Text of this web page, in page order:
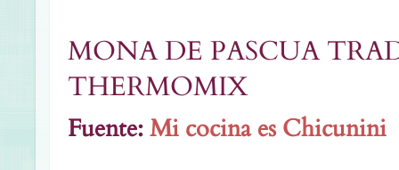
MONA DE PASCUA
THERMOMIX
Fuente:Mi cocina es Chicunini